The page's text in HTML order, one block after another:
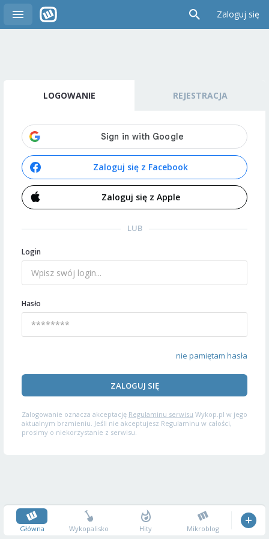
Zaloguj się
LOGOWANIE REJESTRACJA
Zaloguj się z Facebook
Zaloguj się z Apple
LUB
Login
Hasło
nie pamiętam hasła
ZALOGUJ SIĘ
Zalogowanie oznacza akceptację Regulaminu serwisu Wykop.pl w jego
aktualnym brzmieniu. Jeśli nie akceptujesz Regulaminu w całości,
prosimy o niekorzystanie z serwisu.
Główna Wykopalisko Hity Mikroblog